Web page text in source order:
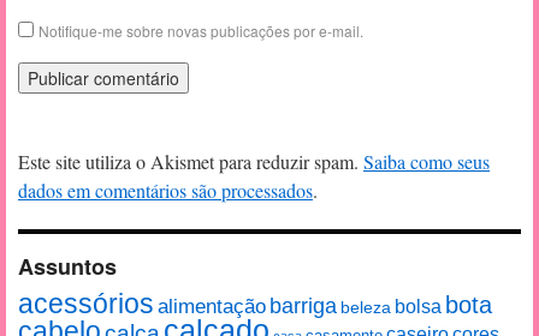
Notifique-me sobre novas publicações por e-mail.
Este site utiliza o Akismet para reduzir spam. Saiba como seus
dados em comentários são processados.
Assuntos
acessórios alimentação barriga beleza bolsa bota